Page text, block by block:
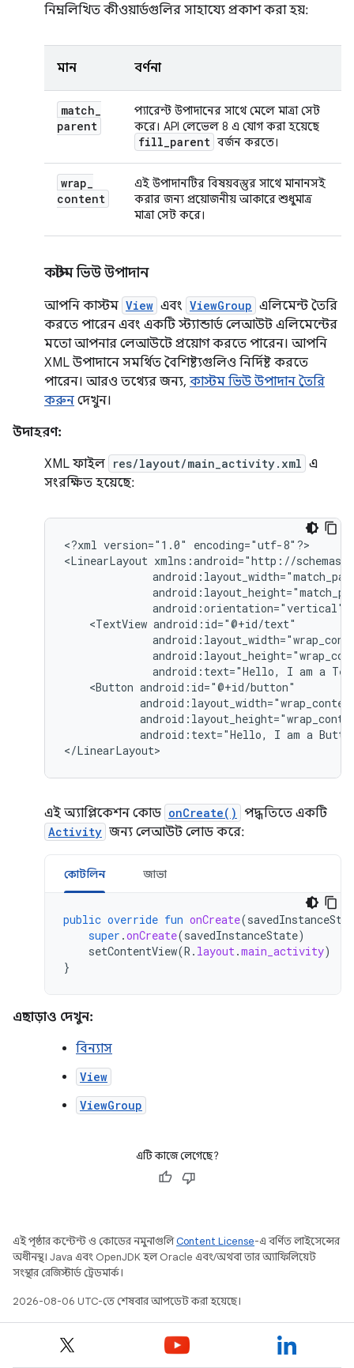
নিম্নলিখিত কীওয়ার্ডগুলির সাহায্যে প্রকাশ করা হয়:
মান বর্ণনা
match_
parent
প্যারেন্ট উপাদানের সাথে মেলে মাত্রা সেট
করে। API লেভেল 8 এ যোগ করা হয়েছে
fill_parent বর্জন করতে।
wrap_
content
এই উপাদানটির বিষয়বস্তুর সাথে মানানসই
করার জন্য প্রয়োজনীয় আকারে শুধুমাত্র
মাত্রা সেট করে।
কাস্টম ভিউ উপাদান
আপনি কাস্টম View এবং ViewGroup এলিমেন্ট তৈরি
করতে পারেন এবং একটি স্ট্যান্ডার্ড লেআউট এলিমেন্টের
মতো আপনার লেআউটে প্রয়োগ করতে পারেন। আপনি
XML উপাদানে সমর্থিত বৈশিষ্ট্যগুলিও নির্দিষ্ট করতে
পারেন। আরও তথ্যের জন্য, কাস্টম ভিউ উপাদান তৈরি
করুন দেখুন।
উদাহরণ:
XML ফাইল res/layout/main_activity.xml এ
সংরক্ষিত হয়েছে:
<?xml version="1.0"
encoding="utf-8"?>
<LinearLayout
android:orientation="vertical"
<TextView
android:text="Hello, I am a
<Button
android:text="Hello, I am a
</LinearLayout>
এই অ্যাপ্লিকেশন কোড onCreate() পদ্ধতিতে একটি
Activity জন্য লেআউট লোড করে:
কোটলিন জাভা
public override fun onCreate(
super .onCreate(savedInstanceState)
setContentView(R . layout.main_activity)
}
এছাড়াও দেখুন:
বিন্যাস
View
ViewGroup
এটি কাজে লেগেছে?
এই পৃষ্ঠার কন্টেন্ট ও কোডের নমুনাগুলিContent License-এ বর্ণিত লাইসেন্সের
অধীনস্থ। Java এবং OpenJDK হল Oracle এবং/অথবা তার অ্যাফিলিয়েট
সংস্থার রেজিস্টার্ড ট্রেডমার্ক।
2026-08-06 UTC-তে শেষবার আপডেট করা হয়েছে।